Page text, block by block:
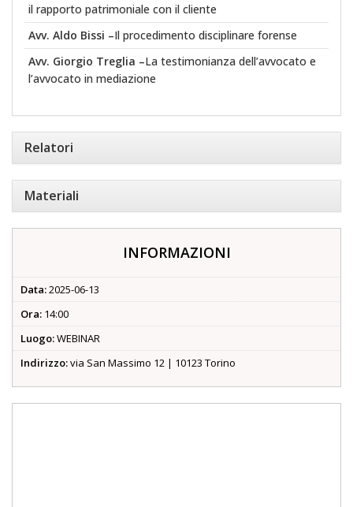
il rapporto patrimoniale con il cliente
Avv. Aldo Bissi –Il procedimento disciplinare forense
Avv. Giorgio Treglia –La testimonianza dell’avvocato e
l’avvocato in mediazione
Relatori
Materiali
INFORMAZIONI
Data:2025-06-13
Ora: 14:00
Luogo:WEBINAR
Indirizzo:via San Massimo 12 | 10123 Torino